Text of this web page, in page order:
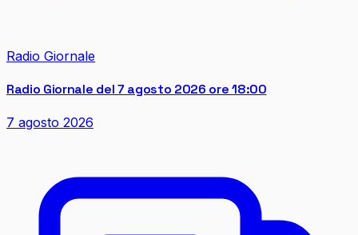
Radio Giornale
Radio Giornale del 7 agosto 2026 ore 18:00
7 agosto 2026